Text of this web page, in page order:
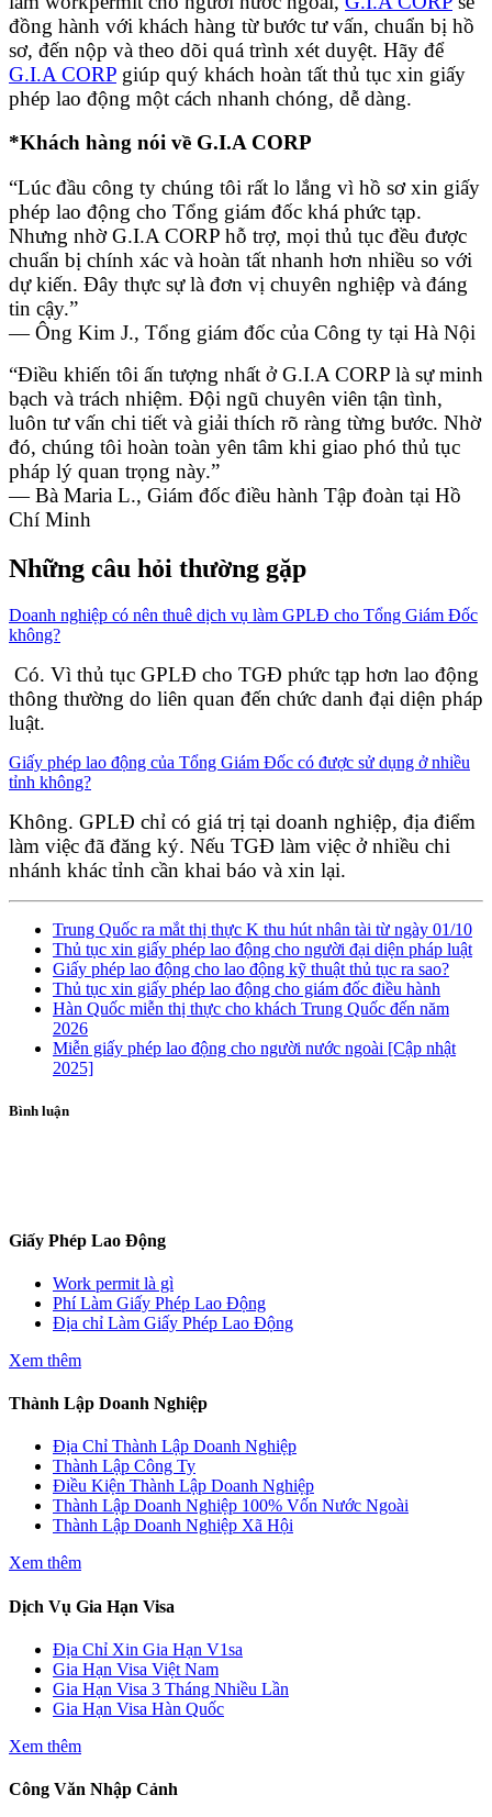
đồng hành với khách hàng từ bước tư vấn, chuẩn bị hồ
sơ, đến nộp và theo dõi quá trình xét duyệt. Hãy để
G.I.A CORP giúp quý khách hoàn tất thủ tục xin giấy
phép lao động một cách nhanh chóng, dễ dàng.
*Khách hàng nói về G.I.A CORP
“Lúc đầu công ty chúng tôi rất lo lắng vì hồ sơ xin giấy
phép lao động cho Tổng giám đốc khá phức tạp.
Nhưng nhờ G.I.A CORP hỗ trợ, mọi thủ tục đều được
chuẩn bị chính xác và hoàn tất nhanh hơn nhiều so với
dự kiến. Đây thực sự là đơn vị chuyên nghiệp và đáng
tin cậy.”
— Ông Kim J., Tổng giám đốc của Công ty tại Hà Nội
“Điều khiến tôi ấn tượng nhất ở G.I.A CORP là sự minh
bạch và trách nhiệm. Đội ngũ chuyên viên tận tình,
luôn tư vấn chi tiết và giải thích rõ ràng từng bước. Nhờ
đó, chúng tôi hoàn toàn yên tâm khi giao phó thủ tục
pháp lý quan trọng này.”
— Bà Maria L., Giám đốc điều hành Tập đoàn tại Hồ
Chí Minh
Những câu hỏi thường gặp
Doanh nghiệp có nên thuê dịch vụ làm GPLĐ cho Tổng Giám Đốc
không?
Có. Vì thủ tục GPLĐ cho TGĐ phức tạp hơn lao động
thông thường do liên quan đến chức danh đại diện pháp
luật.
Giấy phép lao động của Tổng Giám Đốc có được sử dụng ở nhiều
tỉnh không?
Không. GPLĐ chỉ có giá trị tại doanh nghiệp, địa điểm
làm việc đã đăng ký. Nếu TGĐ làm việc ở nhiều chi
nhánh khác tỉnh cần khai báo và xin lại.
Trung Quốc ra mắt thị thực K thu hút nhân tài từ ngày 01/10
Thủ tục xin giấy phép lao động cho người đại diện pháp luật
Giấy phép lao động cho lao động kỹ thuật thủ tục ra sao?
Thủ tục xin giấy phép lao động cho giám đốc điều hành
Hàn Quốc miễn thị thực cho khách Trung Quốc đến năm
2026
Miễn giấy phép lao động cho người nước ngoài [Cập nhật
2025]
Bình luận
Giấy Phép Lao Động
Work permit là gì
Phí Làm Giấy Phép Lao Động
Địa chỉ Làm Giấy Phép Lao Động
Xem thêm
Thành Lập Doanh Nghiệp
Địa Chỉ Thành Lập Doanh Nghiệp
Thành Lập Công Ty
Điều Kiện Thành Lập Doanh Nghiệp
Thành Lập Doanh Nghiệp 100% Vốn Nước Ngoài
Thành Lập Doanh Nghiệp Xã Hội
Xem thêm
Dịch Vụ Gia Hạn Visa
Địa Chỉ Xin Gia Hạn V1sa
Gia Hạn Visa Việt Nam
Gia Hạn Visa 3 Tháng Nhiều Lần
Gia Hạn Visa Hàn Quốc
Xem thêm
Công Văn Nhập Cảnh